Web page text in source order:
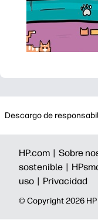
Descargo de
HP.com | Sobre
sostenible |
uso | Privacidad
©️ Copyright 2026 HP